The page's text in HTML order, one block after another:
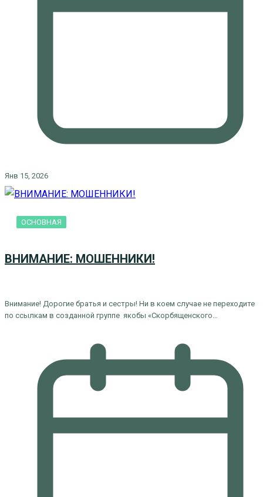
Янв 15, 2026
ОСНОВНАЯ
ВНИМАНИЕ: МОШЕННИКИ!
Внимание! Дорогие братья и сестры! Ни в коем случае не переходите
по ссылкам в созданной группе якобы «Скорбященского…